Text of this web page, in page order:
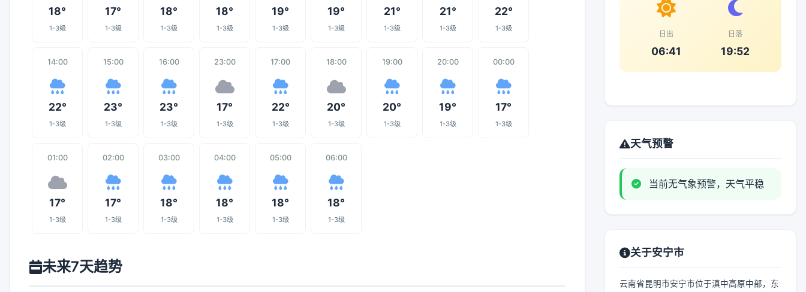
18°
1-3级
17°
1-3级
18°
1-3级
18°
1-3级
19°
1-3级
19°
1-3级
21°
1-3级
21°
1-3级
22°
1-3级
14:00
22°
1-3级
15:00
23°
1-3级
16:00
23°
1-3级
23:00
17°
1-3级
17:00
22°
1-3级
18:00
20°
1-3级
19:00
20°
1-3级
20:00
19°
1-3级
00:00
17°
1-3级
01:00
17°
1-3级
02:00
17°
1-3级
03:00
18°
1-3级
04:00
18°
1-3级
05:00
18°
1-3级
06:00
18°
1-3级
未来7天趋势
日出
06:41
日落
19:52
天气预警
当前无气象预警，天气平稳
关于安宁市
云南省昆明市安宁市位于滇中高原中部，东